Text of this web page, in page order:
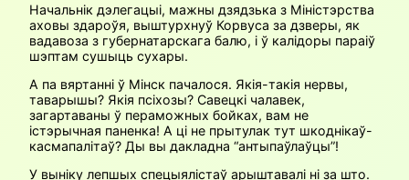
Начальнік дэлегацыі, мажны дзядзька з Міністэрства
аховы здароўя, выштурхнуў Корвуса за дзверы, як
вадавоза з губернатарскага балю, і ў калідоры параіў
шэптам сушыць сухары.
А па вяртанні ў Мінск пачалося. Якія-такія нервы,
таварышы? Якія псіхозы? Савецкі чалавек,
загартаваны ў пераможных бойках, вам не
істэрычная паненка! А ці не прытулак тут шкоднікаў-
касмапалітаў? Ды вы дакладна “антыпаўлаўцы”!
У выніку лепшых спецыялістаў арыштавалі ні за што.